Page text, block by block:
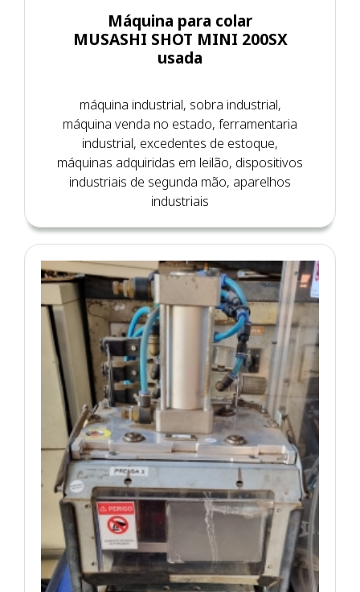
Máquina para colar
MUSASHI SHOT MINI 200SX
usada
máquina industrial, sobra industrial,
máquina venda no estado, ferramentaria
industrial, excedentes de estoque,
máquinas adquiridas em leilão, dispositivos
industriais de segunda mão, aparelhos
industriais